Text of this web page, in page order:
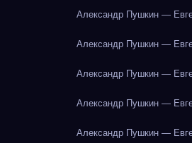
Александр Пушкин —
Александр Пушкин —
Александр Пушкин —
Александр Пушкин —
Александр Пушкин —